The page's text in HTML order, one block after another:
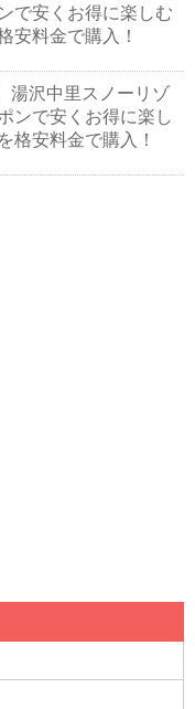
で安くお得に楽しむ
安料金で購入！
湯沢中里スノーリゾ
ンで安くお得に楽し
格安料金で購入！